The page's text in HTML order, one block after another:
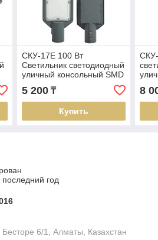
СКУ-17E 100 Вт
Светильник светодиодный
уличный консольный SMD
5 200₸
Купить
8
год
6/1, Алматы, Казахстан